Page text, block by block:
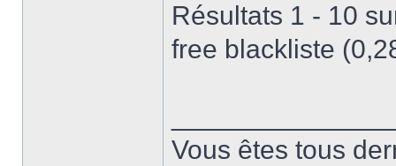
Résultats 1 - 10
free blackliste
Vous êtes tous